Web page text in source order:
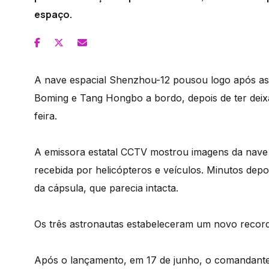
espaço.
A nave espacial Shenzhou-12 pousou logo após
Boming e Tang Hongbo a bordo, depois de ter
feira.
A emissora estatal CCTV mostrou imagens da
recebida por helicópteros e veículos. Minutos
da cápsula, que parecia intacta.
Os três astronautas estabeleceram um novo
Após o lançamento, em 17 de junho, o